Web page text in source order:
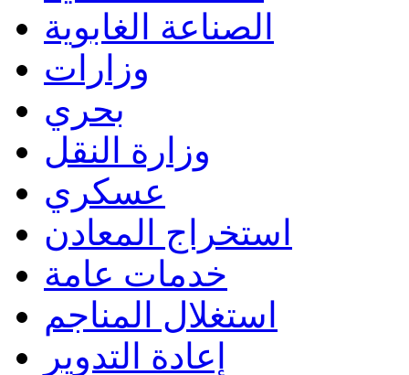
الصناعة الغابوية
وزارات
بحري
وزارة النقل
عسكري
استخراج المعادن
خدمات عامة
استغلال المناجم
إعادة التدوير